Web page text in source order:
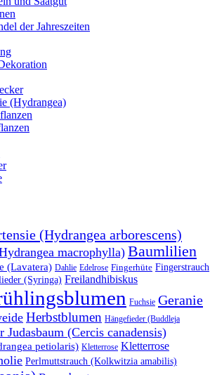
der Jahreszeiten
(Hydrangea)
(Hydrangea arborescens)
macrophylla) Baumlilien
(Lavatera) Dahlie Edelrose Fingerhüte Fingerstrauch
(Syringa) Freilandhibiskus
Fuchsie Geranie
Herbstblumen Hängefieder (Buddleja
Judasbaum (Cercis canadensis)
petiolaris) Kletterrose Kletterrose
Perlmuttstrauch (Kolkwitzia amabilis)